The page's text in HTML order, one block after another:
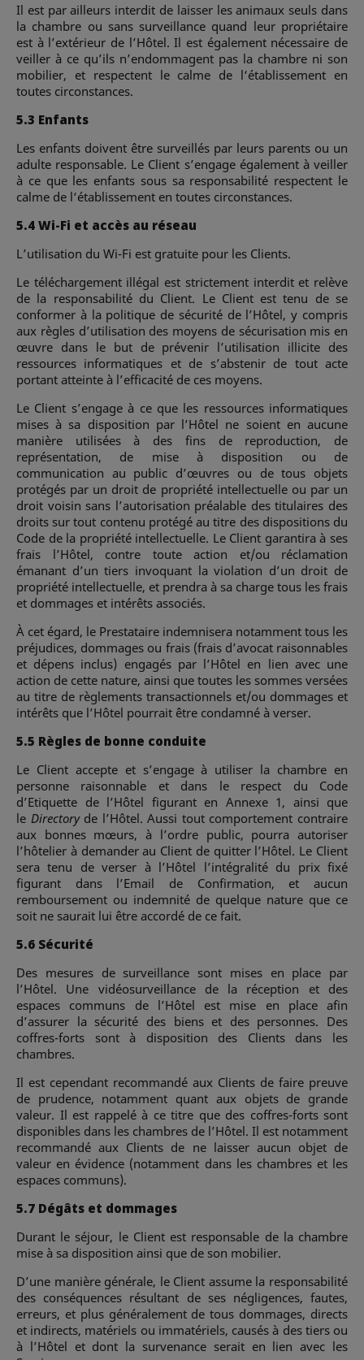
Il est par ailleurs interdit de laisser les animaux seuls dans
la chambre ou sans surveillance quand leur propriétaire
est à l’extérieur de l’Hôtel. Il est également nécessaire de
veiller à ce qu’ils n’endommagent pas la chambre ni son
mobilier, et respectent le calme de l‘établissement en
toutes circonstances.
5.3 Enfants
Les enfants doivent être surveillés par leurs parents ou un
adulte responsable. Le Client s’engage également à veiller
à ce que les enfants sous sa responsabilité respectent le
calme de l‘établissement en toutes circonstances.
5.4 Wi-Fi et accès au réseau
L’utilisation du Wi-Fi est gratuite pour les Clients.
Le téléchargement illégal est strictement interdit et relève
de la responsabilité du Client. Le Client est tenu de se
conformer à la politique de sécurité de l’Hôtel, y compris
aux règles d’utilisation des moyens de sécurisation mis en
œuvre dans le but de prévenir l’utilisation illicite des
ressources informatiques et de s’abstenir de tout acte
portant atteinte à l’efficacité de ces moyens.
Le Client s’engage à ce que les ressources informatiques
mises à sa disposition par l’Hôtel ne soient en aucune
manière utilisées à des fins de reproduction, de
représentation, de mise à disposition ou de
communication au public d’œuvres ou de tous objets
protégés par un droit de propriété intellectuelle ou par un
droit voisin sans l’autorisation préalable des titulaires des
droits sur tout contenu protégé au titre des dispositions du
Code de la propriété intellectuelle. Le Client garantira à ses
frais l’Hôtel, contre toute action et/ou réclamation
émanant d’un tiers invoquant la violation d’un droit de
propriété intellectuelle, et prendra à sa charge tous les frais
et dommages et intérêts associés.
À cet égard, le Prestataire indemnisera notamment tous les
préjudices, dommages ou frais (frais d’avocat raisonnables
et dépens inclus) engagés par l’Hôtel en lien avec une
action de cette nature, ainsi que toutes les sommes versées
au titre de règlements transactionnels et/ou dommages et
intérêts que l’Hôtel pourrait être condamné à verser.
5.5 Règles de bonne conduite
Le Client accepte et s’engage à utiliser la chambre en
personne raisonnable et dans le respect du Code
d’Etiquette de l’Hôtel figurant en Annexe 1, ainsi que
le Directoryde l’Hôtel. Aussi tout comportement contraire
aux bonnes mœurs, à l’ordre public, pourra autoriser
l’hôtelier à demander au Client de quitter l’Hôtel. Le Client
sera tenu de verser à l’Hôtel l’intégralité du prix fixé
figurant dans l’Email de Confirmation, et aucun
remboursement ou indemnité de quelque nature que ce
soit ne saurait lui être accordé de ce fait.
5.6 Sécurité
Des mesures de surveillance sont mises en place par
l’Hôtel. Une vidéosurveillance de la réception et des
espaces communs de l’Hôtel est mise en place afin
d’assurer la sécurité des biens et des personnes. Des
coffres-forts sont à disposition des Clients dans les
chambres.
Il est cependant recommandé aux Clients de faire preuve
de prudence, notamment quant aux objets de grande
valeur. Il est rappelé à ce titre que des coffres-forts sont
disponibles dans les chambres de l’Hôtel. Il est notamment
recommandé aux Clients de ne laisser aucun objet de
valeur en évidence (notamment dans les chambres et les
espaces communs).
5.7 Dégâts et dommages
Durant le séjour, le Client est responsable de la chambre
mise à sa disposition ainsi que de son mobilier.
D’une manière générale, le Client assume la responsabilité
des conséquences résultant de ses négligences, fautes,
erreurs, et plus généralement de tous dommages, directs
et indirects, matériels ou immatériels, causés à des tiers ou
à l’Hôtel et dont la survenance serait en lien avec les